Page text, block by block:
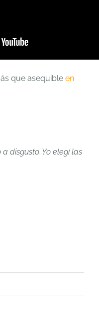
que asequible en
disgusto. Yo elegí las